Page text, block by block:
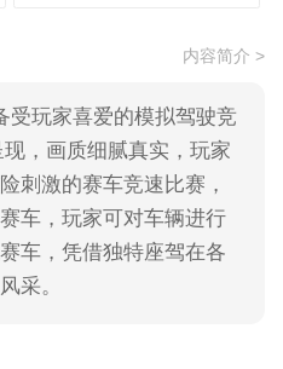
内容简介 >
受玩家喜爱的模拟驾驶竞
，画质细腻真实，玩家
刺激的赛车竞速比赛，
车，玩家可对车辆进行
车，凭借独特座驾在各
采。